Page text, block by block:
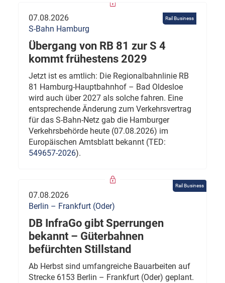
Rail Business
07.08.2026
S-Bahn Hamburg
Übergang von RB 81 zur S 4
kommt frühestens 2029
Jetzt ist es amtlich: Die Regionalbahnlinie RB
81 Hamburg-Hauptbahnhof – Bad Oldesloe
wird auch über 2027 als solche fahren. Eine
entsprechende Änderung zum Verkehrsvertrag
für das S-Bahn-Netz gab die Hamburger
Verkehrsbehörde heute (07.08.2026) im
Europäischen Amtsblatt bekannt (TED:
549657-2026).
Rail Business
07.08.2026
Berlin – Frankfurt (Oder)
DB InfraGo gibt Sperrungen
bekannt – Güterbahnen
befürchten Stillstand
Ab Herbst sind umfangreiche Bauarbeiten auf
Strecke 6153 Berlin – Frankfurt (Oder) geplant.